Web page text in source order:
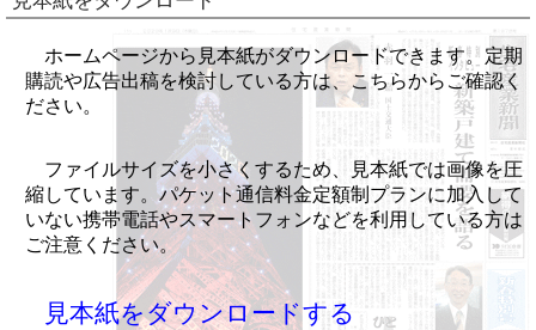
ホームページから見本紙がダウンロードできます。定期
購読や広告出稿を検討している方は、こちらからご確認く
ださい。
ファイルサイズを小さくするため、見本紙では画像を圧
縮しています。パケット通信料金定額制プランに加入して
いない携帯電話やスマートフォンなどを利用している方は
ご注意ください。
見本紙をダウンロードする